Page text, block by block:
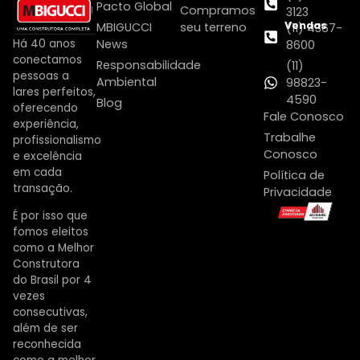
Há 40 anos
conectamos
pessoas a
lares perfeitos,
oferecendo
experiência,
profissionalismo
e excelência
em cada
transação.
É por isso que
fomos eleitos
como a Melhor
Construtora
do Brasil por 4
vezes
consecutivas,
além de ser
reconhecida
Pacto Global
MBIGUCCI
News
Responsabilidade
Ambiental
Blog
Compramos
seu terreno
3123
Vendas
(11) 4367-
8600
(11)
98823-
4590
Fale Conosco
Trabalhe
Conosco
Política de
Privacidade